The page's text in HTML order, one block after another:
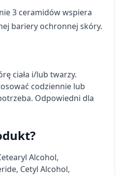
3 ceramidów wspiera
bariery ochronnej skóry.
ciała i/lub twarzy.
codziennie lub
Odpowiedni dla
Alcohol,
Cetyl Alcohol,
statystyce lub
źródeł
danych do